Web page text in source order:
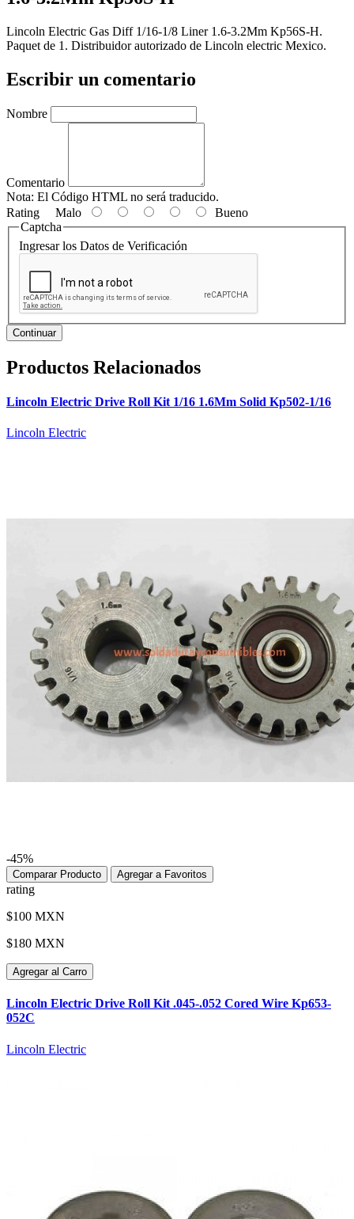
Lincoln Electric Gas Diff 1/16-1/8 Liner 1.6-3.2Mm Kp56S-H.
Paquet de 1. Distribuidor autorizado de Lincoln electric Mexico.
Escribir un comentario
Nombre
Comentario
Nota: El Código HTML no será traducido.
Rating Malo
Bueno
Captcha
Ingresar los Datos de Verificación
Continuar
Productos Relacionados
Lincoln Electric Drive Roll Kit 1/16 1.6Mm Solid Kp502-1/16
Lincoln Electric
-45%
Comparar Producto Agregar a Favoritos
rating
$100 MXN
$180 MXN
Agregar al Carro
Lincoln Electric Drive Roll Kit .045-.052 Cored Wire Kp653-
052C
Lincoln Electric